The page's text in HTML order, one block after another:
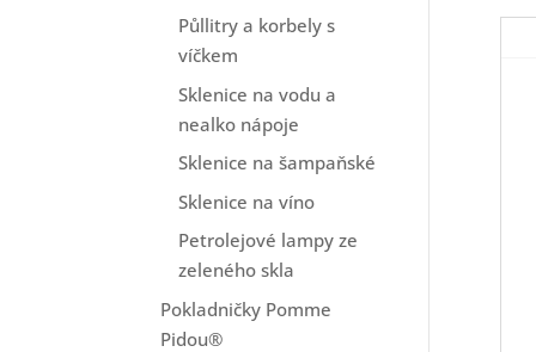
Půllitry a korbely s
víčkem
Sklenice na vodu a
nealko nápoje
Sklenice na šampaňské
Sklenice na víno
Petrolejové lampy ze
zeleného skla
Pokladničky Pomme
Pidou®